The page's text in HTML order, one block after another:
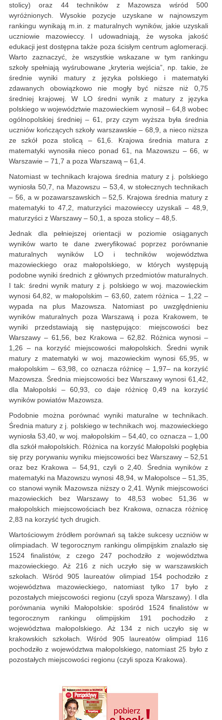
stolicy) oraz 44 techników z Mazowsza wśród 500
wyróżnionych. Wysokie pozycje uzyskane w najnowszym
rankingu wynikają m.in. z maturalnych wyników, jakie uzyskali
uczniowie mazowieccy. I udowadniają, że wysoka jakość
edukacji jest dostępna także poza ścisłym centrum aglomeracji.
Warto zaznaczyć, że wszystkie wskazane w tym rankingu
szkoły spełniają wyśrubowane „kryteria wejścia”, np. takie, że
średnie wyniki matury z języka polskiego i matematyki
zdawanych obowiązkowo nie mogły być niższe niż 0,75
średniej krajowej. W LO średni wynik z matury z języka
polskiego w województwie mazowieckiem wynosił – 64,8 wobec
ogólnopolskiej średniej – 61, przy czym wyższa była średnia
uczniów kończących szkoły warszawskie – 68,9, a nieco niższa
ze szkół poza stolicą – 61,6. Krajowa średnia matura z
matematyki wynosiła nieco ponad 61, na Mazowszu – 66, w
Warszawie – 71,7 a poza Warszawą – 61,4.
Natomiast w technikach krajowa średnia matury z j. polskiego
wyniosła 50,7, na Mazowszu – 53,4, w stołecznych technikach
– 56, a w pozawarszawskich – 52,5. Krajowa średnia matury z
matematyki to 47,2, maturzyści mazowieccy uzyskali – 48,9,
maturzyści z Warszawy – 50,1, a spoza stolicy – 48,5.
Jednak dla pełniejszej orientacji w poziomie osiąganych
wyników warto te dane zweryfikować poprzez porównanie
maturalnych wyników LO i techników województwa
mazowieckiego oraz małopolskiego, w których występują
podobne wyniki średnich z głównych przedmiotów maturalnych.
I tak: średni wynik matury z j. polskiego w woj. mazowieckim
wynosi 64,82, w małopolskim – 63,60, zatem różnica – 1,22 –
wypada na plus Mazowsza. Natomiast po uwzględnieniu
wyników maturalnych poza Warszawą i poza Krakowem, te
wyniki przedstawiają się następująco: miejscowości bez
Warszawy – 61,56, bez Krakowa – 62,82. Różnica wynosi –
1,26 – na korzyść miejscowości małopolskich. Średni wynik
matury z matematyki w woj. mazowieckim wynosi 65,95, w
małopolskim – 63,98, co oznacza różnicę – 1,97– na korzyść
Mazowsza. Średnia miejscowości bez Warszawy wynosi 61,42,
dla Małopolski – 60,93, co daje różnicę 0,49 na korzyść
wyników powiatów Mazowsza.
Podobnie można porównać wyniki maturalne w technikach.
Średnia matury z j. polskiego w technikach woj. mazowieckiego
wyniosła 53,40, w woj. małopolskim – 54,40, co oznacza – 1,00
dla szkół małopolskich. Różnica na korzyść Małopolski pogłębia
się przy porywaniu wyniku miejscowości bez Warszawy – 52,51
oraz bez Krakowa – 54,91, czyli o 2,40. Średnia wyników z
matematyki na Mazowszu wynosi 48,94, w Małopolsce – 51,35,
co stanowi wynik Mazowsza niższy o 2,41. Wynik miejscowości
mazowieckich bez Warszawy to 48,53 wobec 51,36 w
małopolskich miejscowościach bez Krakowa, oznacza różnicę
2,83 na korzyść tych drugich.
Wartościowym źródłem porównań są także sukcesy uczniów w
olimpiadach. W tegorocznym rankingu olimpijskim znalazło się
1524 finalistów, z czego 247 pochodziło z województwa
mazowieckiego. Aż 216 z nich uczyło się w warszawskich
szkołach. Wśród 905 laureatów olimpiad 154 pochodziło z
województwa mazowieckiego, natomiast tylko 17 było z
pozostałych miejscowości regionu (czyli spoza Warszawy). I dla
porównania wyniki Małopolskie: spośród 1524 finalistów w
tegorocznym rankingu olimpijskim 191 pochodziło z
województwa małopolskiego. Aż 134 z nich uczyło się w
krakowskich szkołach. Wśród 905 laureatów olimpiad 116
pochodziło z województwa małopolskiego, natomiast 25 było z
pozostałych miejscowości regionu (czyli spoza Krakowa).